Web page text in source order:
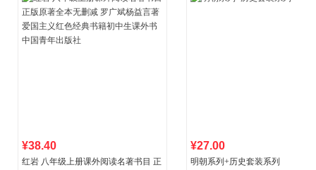
¥38.40
红岩 八年级上册课外阅读名著书目 正
¥27.00
明朝系列+历史套装系列